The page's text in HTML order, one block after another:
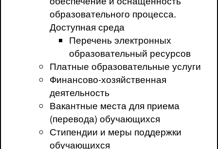
образовательного процесса.
Доступная среда
Перечень электронных
образовательный ресурсов
Платные образовательные услуги
Финансово-хозяйственная
деятельность
Вакантные места для приема
(перевода) обучающихся
Стипендии и меры поддержки
обучающихся